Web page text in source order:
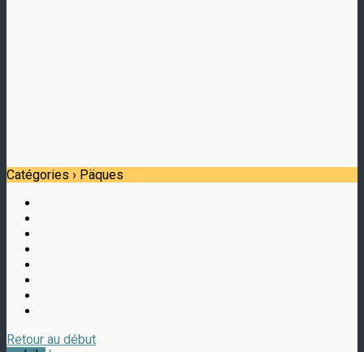
Catégories › Päques
Retour au début